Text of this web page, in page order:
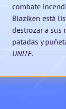
combate
Blaziken está
destrozar a sus
patadas y
UNITE.